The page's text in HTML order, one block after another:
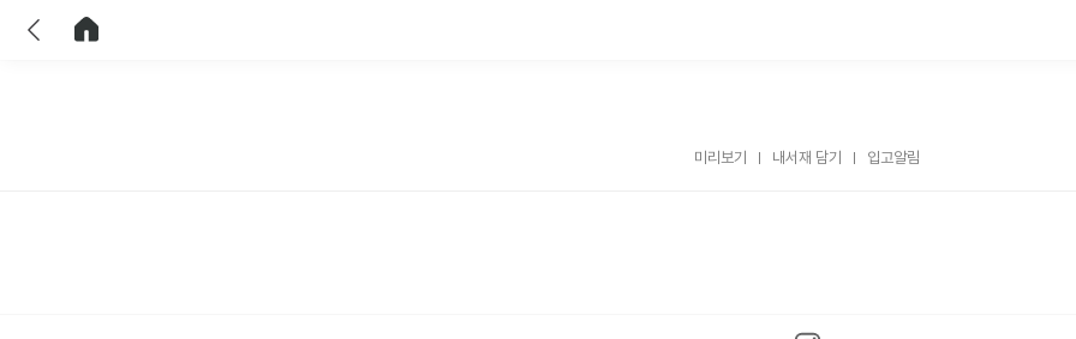
미리보기 내서재 담기 입고알림